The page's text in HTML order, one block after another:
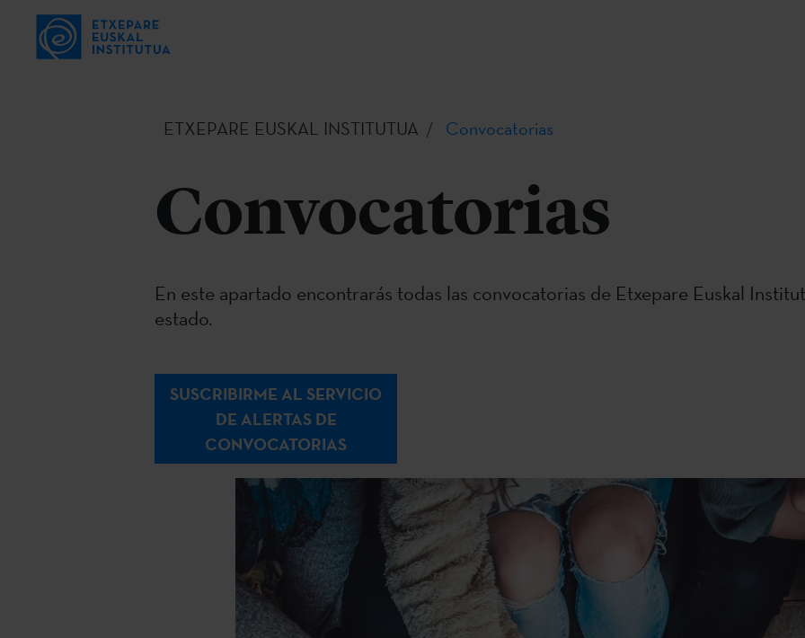
ETXEPARE EUSKAL INSTITUTUA Convocatorias
Convocatorias
En este apartado encontrarás todas las convocatorias de Etxepare Euskal
estado.
SUSCRIBIRME AL SERVICIO
DE ALERTAS DE
CONVOCATORIAS